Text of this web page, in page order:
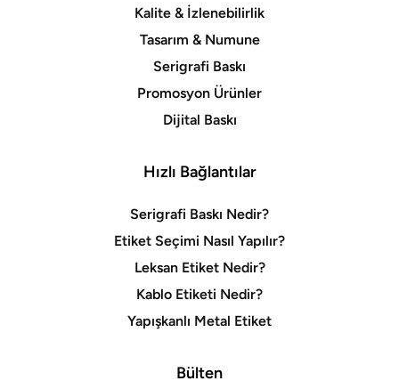
Kalite & İzlenebilirlik
Tasarım & Numune
Serigrafi Baskı
Promosyon Ürünler
Dijital Baskı
Hızlı Bağlantılar
Serigrafi Baskı Nedir?
Etiket Seçimi Nasıl Yapılır?
Leksan Etiket Nedir?
Kablo Etiketi Nedir?
Yapışkanlı Metal Etiket
Bülten